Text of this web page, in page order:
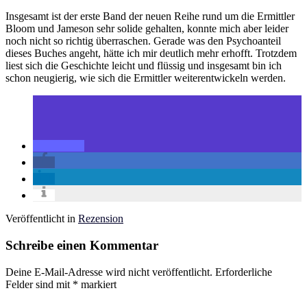
Insgesamt ist der erste Band der neuen Reihe rund um die Ermittler
Bloom und Jameson sehr solide gehalten, konnte mich aber leider
noch nicht so richtig überraschen. Gerade was den Psychoanteil
dieses Buches angeht, hätte ich mir deutlich mehr erhofft. Trotzdem
liest sich die Geschichte leicht und flüssig und insgesamt bin ich
schon neugierig, wie sich die Ermittler weiterentwickeln werden.
Veröffentlicht in Rezension
Schreibe einen Kommentar
Deine E-Mail-Adresse wird nicht veröffentlicht. Erforderliche
Felder sind mit * markiert